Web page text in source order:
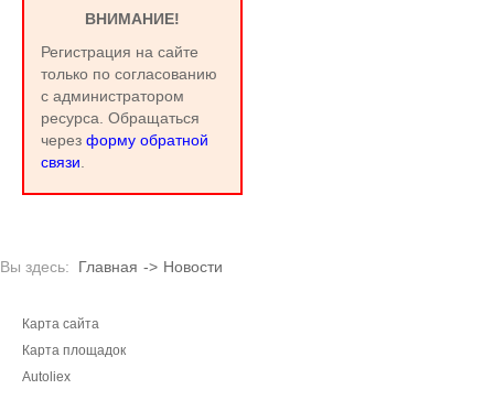
ВНИМАНИЕ!
Регистрация на сайте
только по согласованию
с администратором
ресурса. Обращаться
через форму обратной
связи.
Вы здесь: Главная -> Новости
Карта сайта
Карта площадок
Autoliex